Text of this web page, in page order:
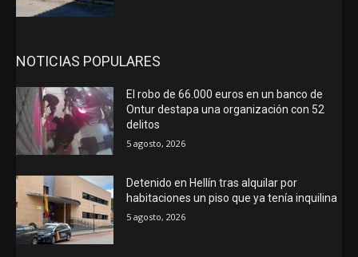
NOTICIAS POPULARES
El robo de 66.000 euros en un banco de
Ontur destapa una organización con 52
delitos
5 agosto, 2026
Detenido en Hellín tras alquilar por
habitaciones un piso que ya tenía inquilina
5 agosto, 2026